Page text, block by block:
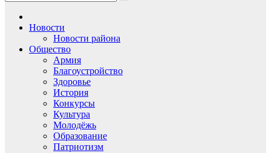
Новости
Новости района
Общество
Армия
Благоустройство
Здоровье
История
Конкурсы
Культура
Молодёжь
Образование
Патриотизм